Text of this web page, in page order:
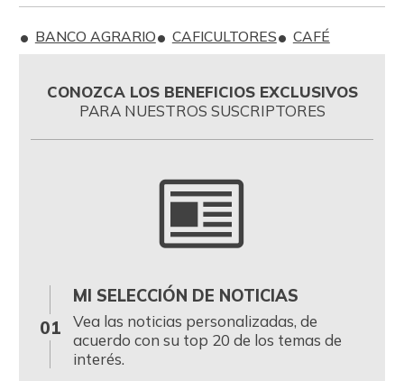
BANCO AGRARIO CAFICULTORES CAFÉ
CONOZCA LOS BENEFICIOS EXCLUSIVOS
PARA NUESTROS SUSCRIPTORES
01
MI SELECCIÓN DE NOTICIAS
Vea las noticias personalizadas, de
acuerdo con su top 20 de los temas de
interés.